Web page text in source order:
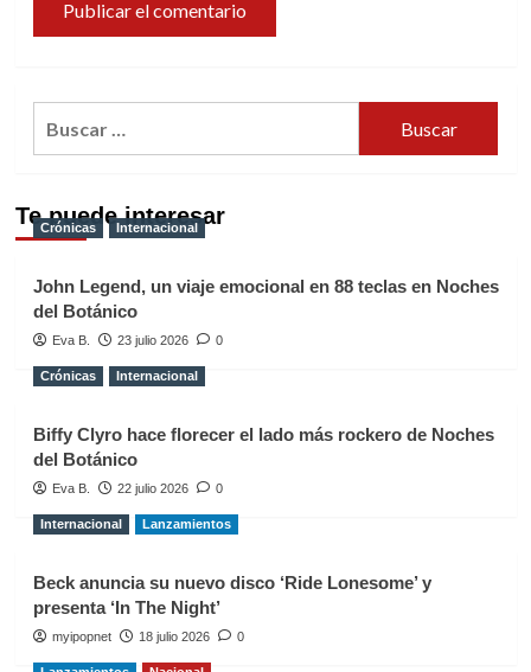
Te puede interesar
Crónicas Internacional
John Legend, un viaje emocional en 88 teclas en Noches
del Botánico
Eva B. 23 julio 2026 0
Crónicas Internacional
Biffy Clyro hace florecer el lado más rockero de Noches
del Botánico
Eva B. 22 julio 2026 0
Internacional Lanzamientos
Beck anuncia su nuevo disco ‘Ride Lonesome’ y
presenta ‘In The Night’
myipopnet 18 julio 2026 0